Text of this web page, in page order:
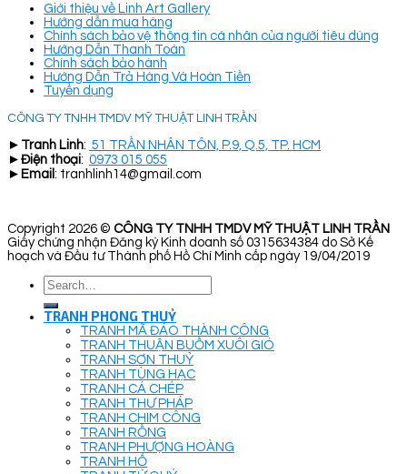
Giới thiệu về Linh Art Gallery
Hướng dẫn mua hàng
Chính sách bảo vệ thông tin cá nhân của người tiêu dùng
Hướng Dẫn Thanh Toán
Chính sách bảo hành
Hướng Dẫn Trả Hàng Và Hoàn Tiền
Tuyển dụng
CÔNG TY TNHH TMDV MỸ THUẬT LINH TRẦN
► Tranh Linh: 51 TRẦN NHÂN TÔN, P.9, Q.5, TP. HCM
► Điện thoại: 0973 015 055
► Email : tranhlinh14@gmail.com
Copyright 2026 © CÔNG TY TNHH TMDV MỸ THUẬT LINH TRẦN
Giấy chứng nhận Đăng ký Kinh doanh số 0315634384 do Sở Kế
hoạch và Đầu tư Thành phố Hồ Chí Minh cấp ngày 19/04/2019
Search
for:
TRANH PHONG THUỶ
TRANH MÃ ĐÁO THÀNH CÔNG
TRANH THUẬN BUỒM XUÔI GIÓ
TRANH SƠN THUỶ
TRANH TÙNG HẠC
TRANH CÁ CHÉP
TRANH THƯ PHÁP
TRANH CHIM CÔNG
TRANH RỒNG
TRANH PHƯỢNG HOÀNG
TRANH HỔ